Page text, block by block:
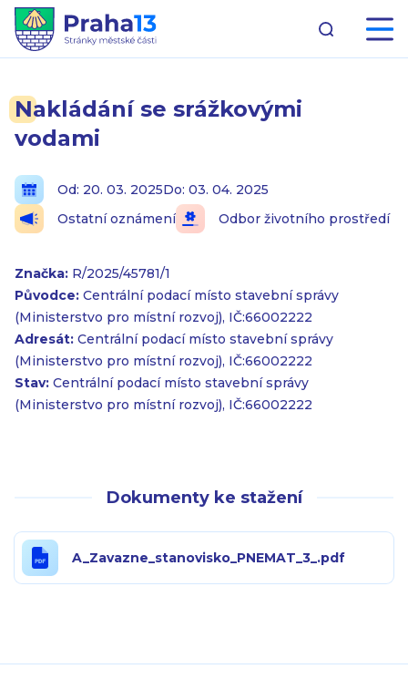
Nakládání se srážkovými
vodami
Od: 20. 03. 2025Do: 03. 04. 2025
Ostatní oznámení
Odbor životního prostředí
Značka: R/2025/45781/1
Původce: Centrální podací místo stavební správy
(Ministerstvo pro místní rozvoj), IČ:66002222
Adresát: Centrální podací místo stavební správy
(Ministerstvo pro místní rozvoj), IČ:66002222
Stav: Centrální podací místo stavební správy
(Ministerstvo pro místní rozvoj), IČ:66002222
Dokumenty ke stažení
A_Zavazne_stanovisko_PNEMAT_3_.pdf